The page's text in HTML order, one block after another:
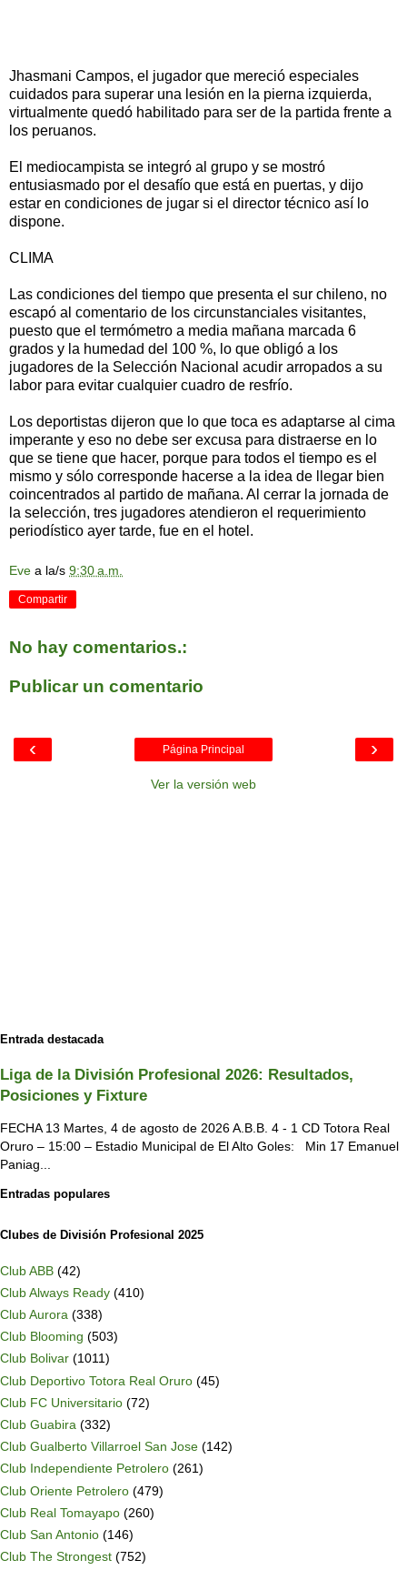
Jhasmani Campos, el jugador que mereció especiales
cuidados para superar una lesión en la pierna izquierda,
virtualmente quedó habilitado para ser de la partida frente a
los peruanos.
El mediocampista se integró al grupo y se mostró
entusiasmado por el desafío que está en puertas, y dijo
estar en condiciones de jugar si el director técnico así lo
dispone.
CLIMA
Las condiciones del tiempo que presenta el sur chileno, no
escapó al comentario de los circunstanciales visitantes,
puesto que el termómetro a media mañana marcada 6
grados y la humedad del 100 %, lo que obligó a los
jugadores de la Selección Nacional acudir arropados a su
labor para evitar cualquier cuadro de resfrío.
Los deportistas dijeron que lo que toca es adaptarse al cima
imperante y eso no debe ser excusa para distraerse en lo
que se tiene que hacer, porque para todos el tiempo es el
mismo y sólo corresponde hacerse a la idea de llegar bien
coincentrados al partido de mañana. Al cerrar la jornada de
la selección, tres jugadores atendieron el requerimiento
periodístico ayer tarde, fue en el hotel.
Eve a la/s 9:30 a.m.
Compartir
No hay comentarios.:
Publicar un comentario
‹ ›
Página Principal
Ver la versión web
Entrada destacada
Liga de la División Profesional 2026: Resultados,
Posiciones y Fixture
FECHA 13 Martes, 4 de agosto de 2026 A.B.B. 4 - 1 CD Totora Real
Oruro – 15:00 – Estadio Municipal de El Alto Goles: Min 17 Emanuel
Paniag...
Entradas populares
Clubes de División Profesional 2025
Club ABB (42)
Club Always Ready (410)
Club Aurora (338)
Club Blooming (503)
Club Bolivar (1011)
Club Deportivo Totora Real Oruro (45)
Club FC Universitario (72)
Club Guabira (332)
Club Gualberto Villarroel San Jose (142)
Club Independiente Petrolero (261)
Club Oriente Petrolero (479)
Club Real Tomayapo (260)
Club San Antonio (146)
Club The Strongest (752)